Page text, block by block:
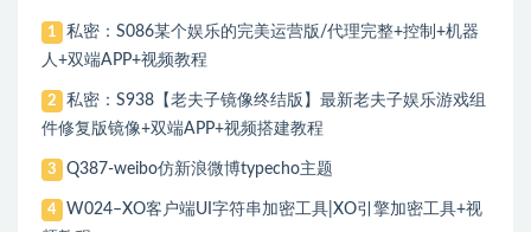
1
私密：S086某个娱乐的完美运营版/代理完整+控制+机器
人+双端APP+视频教程
2
私密：S938【老夫子镜像终结版】最新老夫子娱乐游戏组
件修复版镜像+双端APP+视频搭建教程
3 Q387-weibo仿新浪微博typecho主题
4
W024–XO客户端UI字符串加密工具|XO引擎加密工具+视